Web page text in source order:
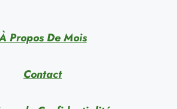
Propos De Mois
Contact